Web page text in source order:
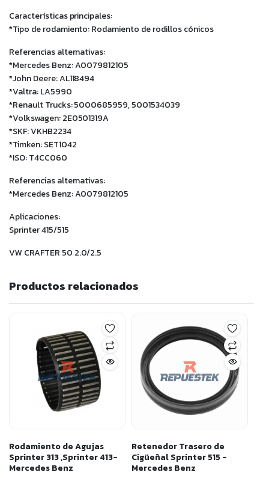
Características principales:
*Tipo de rodamiento: Rodamiento de rodillos cónicos
Referencias alternativas:
*Mercedes Benz: A0079812105
*John Deere: AL118494
*Valtra: LA5990
*Renault Trucks: 5000685959, 5001534039
*Volkswagen: 2E0501319A
*SKF: VKHB2234
*Timken: SET1042
*ISO: T4CC060
Referencias alternativas:
*Mercedes Benz: A0079812105
Aplicaciones:
Sprinter 415/515
VW CRAFTER 50 2.0/2.5
Productos relacionados
Rodamiento de Agujas
Sprinter 313 ,Sprinter 413-
Mercedes Benz
Retenedor Trasero de
Cigüeñal Sprinter 515 -
Mercedes Benz